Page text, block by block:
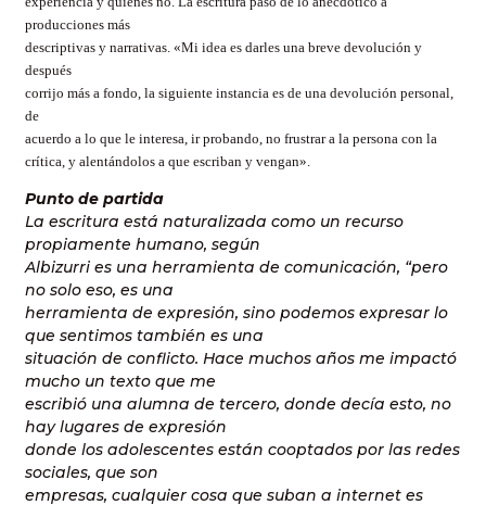
producciones más
descriptivas y narrativas. «Mi idea es darles una breve devolución y
después
corrijo más a fondo, la siguiente instancia es de una devolución personal,
de
acuerdo a lo que le interesa, ir probando, no frustrar a la persona con la
crítica, y alentándolos a que escriban y vengan».
Punto de partida
La escritura está naturalizada como un recurso
propiamente humano, según
Albizurri es una herramienta de comunicación, “pero
no solo eso, es una
herramienta de expresión, sino podemos expresar lo
que sentimos también es una
situación de conflicto. Hace muchos años me impactó
mucho un texto que me
escribió una alumna de tercero, donde decía esto, no
hay lugares de expresión
donde los adolescentes están cooptados por las redes
sociales, que son
empresas, cualquier cosa que suban a internet es